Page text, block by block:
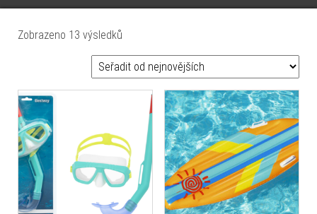
Zobrazeno 13 výsledků